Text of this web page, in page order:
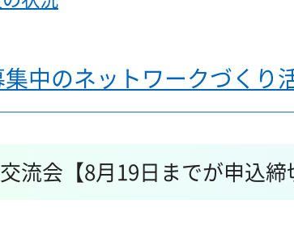
中のネットワークづくり
流会【8月19日までが申込締